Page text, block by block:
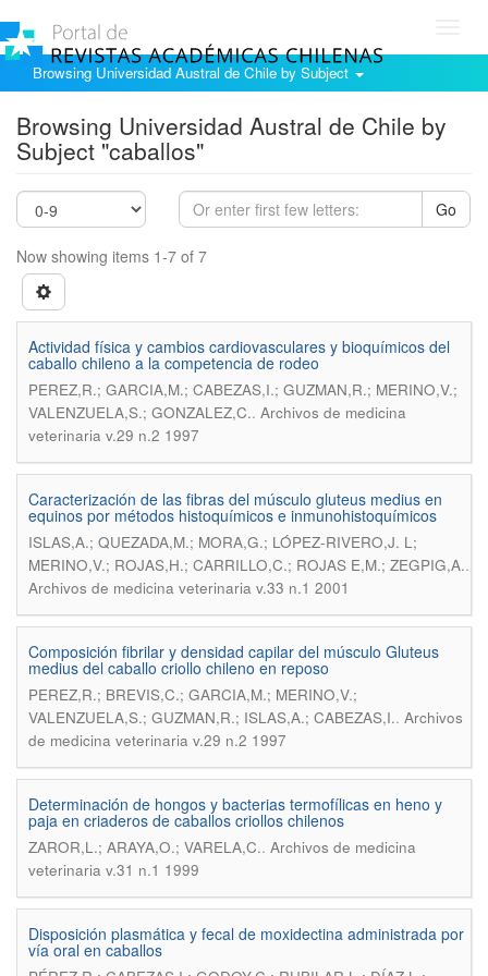
Browsing Universidad Austral de Chile by Subject
Browsing Universidad Austral de Chile by
Subject "caballos"
Go
Now showing items 1-7 of 7
Actividad física y cambios cardiovasculares y bioquímicos del
caballo chileno a la competencia de rodeo
PEREZ,R.; GARCIA,M.; CABEZAS,I.; GUZMAN,R.; MERINO,V.;
VALENZUELA,S.; GONZALEZ,C.. Archivos de medicina
veterinaria v.29 n.2 1997
Caracterización de las fibras del músculo gluteus medius en
equinos por métodos histoquímicos e inmunohistoquímicos
ISLAS,A.; QUEZADA,M.; MORA,G.; LÓPEZ-RIVERO,J. L;
MERINO,V.; ROJAS,H.; CARRILLO,C.; ROJAS E,M.; ZEGPIG,A..
Archivos de medicina veterinaria v.33 n.1 2001
Composición fibrilar y densidad capilar del músculo Gluteus
medius del caballo criollo chileno en reposo
PEREZ,R.; BREVIS,C.; GARCIA,M.; MERINO,V.;
VALENZUELA,S.; GUZMAN,R.; ISLAS,A.; CABEZAS,I.. Archivos
de medicina veterinaria v.29 n.2 1997
Determinación de hongos y bacterias termofílicas en heno y
paja en criaderos de caballos criollos chilenos
ZAROR,L.; ARAYA,O.; VARELA,C.. Archivos de medicina
veterinaria v.31 n.1 1999
Disposición plasmática y fecal de moxidectina administrada por
vía oral en caballos